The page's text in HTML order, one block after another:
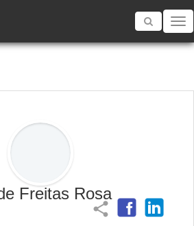
Toggle
Freitas Rosa
share